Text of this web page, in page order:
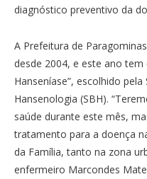
diagnóstico preventivo da
A Prefeitura de
desde 2004, e este ano
Hanseníase”, escolhido
Hansenologia (SBH).
saúde durante este mês,
tratamento para a doença
da Família, tanto na zona
enfermeiro Marcondes